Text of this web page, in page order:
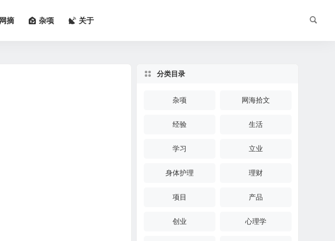
网摘 杂项 关于
分类目录
杂项 网海拾文
经验 生活
学习 立业
身体护理 理财
项目 产品
创业 心理学